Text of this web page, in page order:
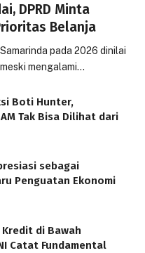
DPRD Minta
Belanja
pada 2026 dinilai
mengalami…
Boti Hunter,
Tak Bisa Dilihat dari
sebagai
Penguatan Ekonomi
di Bawah
Catat Fundamental